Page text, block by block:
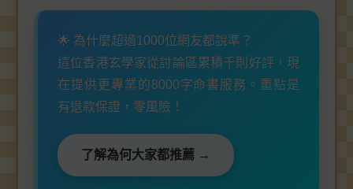
🌟 為什麼超過1000位網友都說準？
這位香港玄學家從討論區累積千則好評，現
在提供更專業的8000字命書服務。重點是
有退款保證，零風險！
了解為何大家都推薦 →